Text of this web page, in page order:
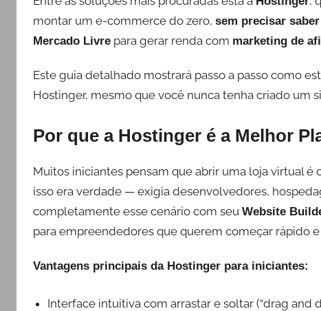
montar um e-commerce do zero, sem precisar
Mercado Livre para gerar renda com marketing de
Este guia detalhado mostrará passo a passo como
Hostinger, mesmo que você nunca tenha criado um
Por que a Hostinger é a Melhor
Muitos iniciantes pensam que abrir uma loja virtual
isso era verdade — exigia desenvolvedores,
completamente esse cenário com seu Website
para empreendedores que querem começar rápido
Vantagens principais da Hostinger para iniciantes:
Interface intuitiva com arrastar e soltar (“drag and